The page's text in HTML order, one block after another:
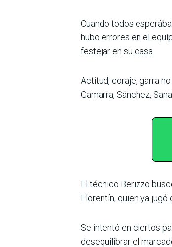
Cuando todos
hubo errores en el
festejar en su casa.
Actitud, coraje, garra
Gamarra, Sánchez,
El técnico Berizzo
Florentín, quien ya jugó
Se intentó en ciertos
desequi­librar el